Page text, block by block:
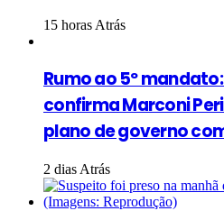
15 horas Atrás
Rumo ao 5º
confirma Marconi
plano de governo
2 dias Atrás